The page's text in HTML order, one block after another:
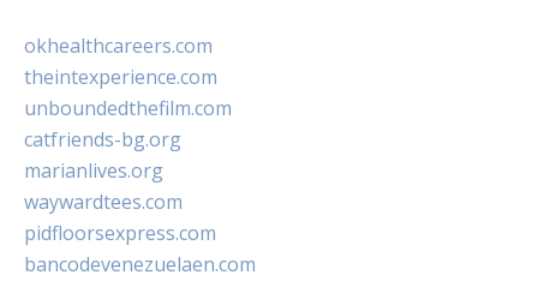
okhealthcareers.com
theintexperience.com
unboundedthefilm.com
catfriends-bg.org
marianlives.org
waywardtees.com
pidfloorsexpress.com
bancodevenezuelaen.com